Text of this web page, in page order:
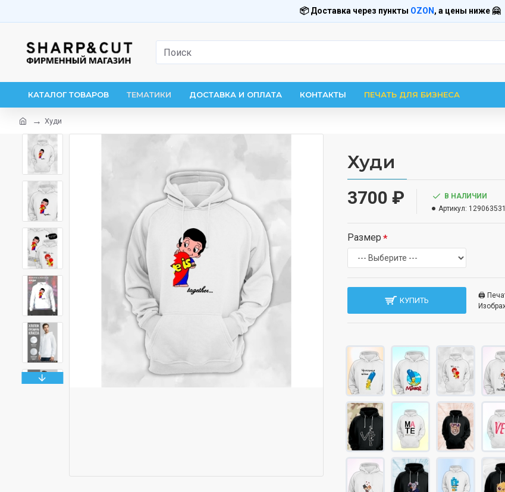
📦 Доставка через пункты OZON , а цены ниже 🤗
КАТАЛОГ ТОВАРОВ ТЕМАТИКИ ДОСТАВКА И ОПЛАТА КОНТАКТЫ ПЕЧАТЬ ДЛЯ БИЗНЕСА
Худи
Худи
3700 ₽
В НАЛИЧИИ
Артикул:
Размер
КУПИТЬ
🖨️